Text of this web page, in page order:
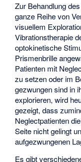
Zur Behandlung
ganze Reihe von
visuellem
Vibrationstherapie
optokinetische
Prismenbrille
Patienten mit
zu setzen oder im
gezwungen sind in
explorieren, wird
gezeigt, dass
Neglectpatienten
Seite nicht gelingt
aufgezwungenen
Es gibt